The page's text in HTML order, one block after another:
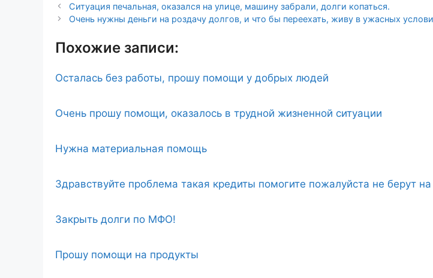
Ситуация печальная, оказался на улице, машину забрали, долги копаться.
Очень нужны деньги на роздачу долгов, и что бы переехать, живу в ужасных
Похожие записи:
Осталась без работы, прошу помощи у добрых людей
Очень прошу помощи, оказалось в трудной жизненной ситуации
Нужна материальная помощь
Здравствуйте проблема такая кредиты помогите пожалуйста не берут на
Закрыть долги по МФО!
Прошу помощи на продукты